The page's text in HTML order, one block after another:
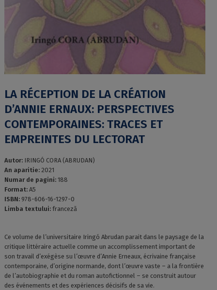
LA RÉCEPTION DE LA CRÉATION
D’ANNIE ERNAUX: PERSPECTIVES
CONTEMPORAINES: TRACES ET
EMPREINTES DU LECTORAT
Autor: IRINGÓ CORA (ABRUDAN)
An aparitie: 2021
Numar de pagini: 188
Format: A5
ISBN: 978-606-16-1297-0
Limba textului: franceză
Ce volume de l’universitaire Iringó Abrudan parait dans le paysage de la
critique littéraire actuelle comme un accomplissement important de
son travail d’exégèse su l’œuvre d’Annie Erneaux, écrivaine française
contemporaine, d’origine normande, dont l’œuvre vaste – a la frontière
de l’autobiographie et du roman autofictionnel – se construit autour
des événements et des expériences décisifs de sa vie.